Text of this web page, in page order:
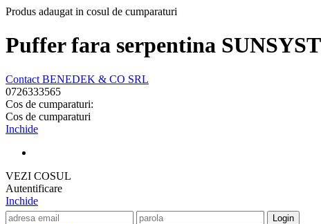
Produs adaugat in cosul de cumparaturi
Puffer fara serpentina
Contact BENEDEK & CO SRL
0726333565
Cos de cumparaturi:
Cos de cumparaturi
Inchide
VEZI COSUL
Autentificare
Inchide